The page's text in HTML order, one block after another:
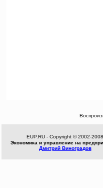
EUP.RU - Copyright © 2002-2008
Экономика и управление на
Дмитрий Виноградов